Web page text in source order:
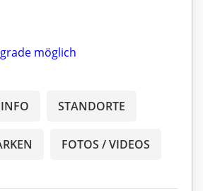
möglich
INFO STANDORTE
FOTOS / VIDEOS